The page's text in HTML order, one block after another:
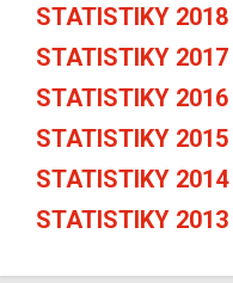
STATISTIKY 2018
STATISTIKY 2017
STATISTIKY 2016
STATISTIKY 2015
STATISTIKY 2014
STATISTIKY 2013